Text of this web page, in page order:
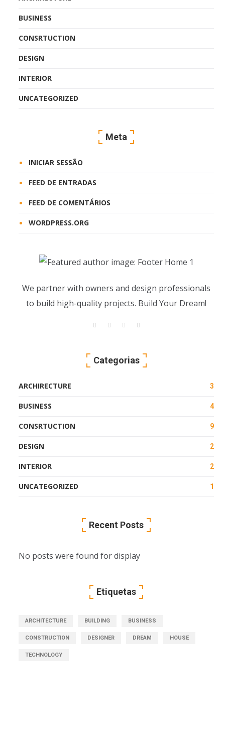
BUSINESS
CONSRTUCTION
DESIGN
INTERIOR
UNCATEGORIZED
Meta
INICIAR SESSÃO
FEED DE ENTRADAS
FEED DE COMENTÁRIOS
WORDPRESS.ORG
We partner with owners and design professionals
to build high-quality projects. Build Your Dream!
Categorias
ARCHIRECTURE 3
BUSINESS 4
CONSRTUCTION 9
DESIGN 2
INTERIOR 2
UNCATEGORIZED 1
Recent Posts
No posts were found for display
Etiquetas
ARCHITECTURE BUILDING BUSINESS
CONSTRUCTION DESIGNER DREAM HOUSE
TECHNOLOGY